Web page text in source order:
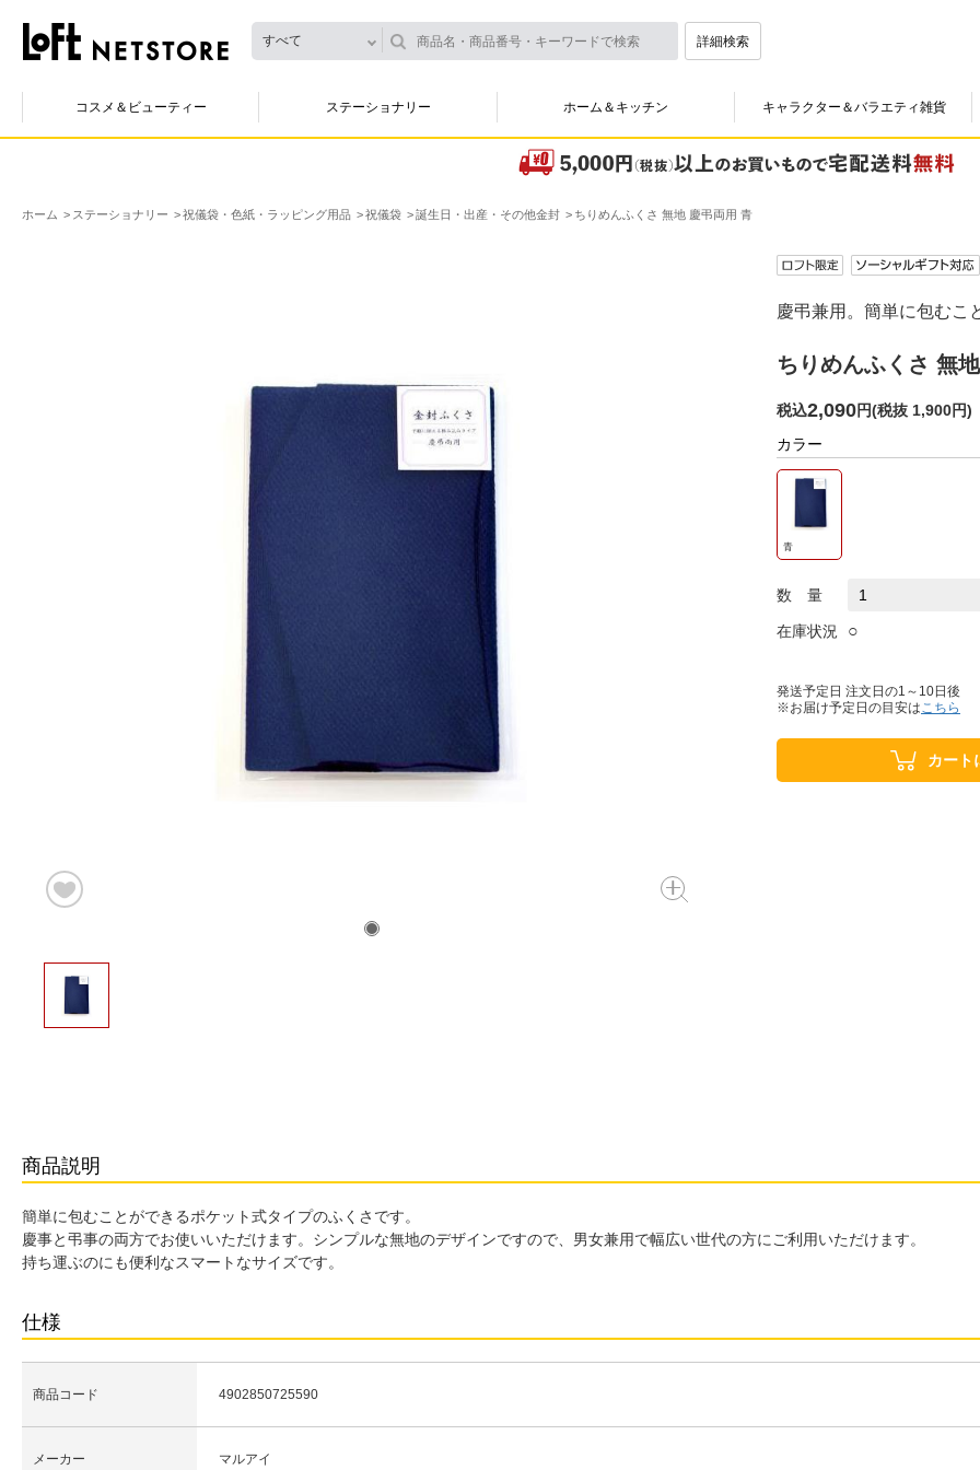
すべて 詳細検索
コスメ＆ビューティー ステーショナリー ホーム＆キッチン キャラクター＆バラエティ雑貨
ホーム ステーショナリー 祝儀袋・色紙・ラッピング用品 祝儀袋 誕生日・出産・その他金封 ちりめんふくさ 無地 慶弔両用 青
慶弔兼用。簡単に包むこ
ちりめんふくさ 無
税込2,090円(税抜 1,900円)
カラー
青
数 量
在庫状況 ○
発送予定日 注文日の1～10日後
※お届け予定日の目安はこちら
カート
商品説明
簡単に包むことができるポケット式タイプのふくさです。
慶事と弔事の両方でお使いいただけます。シンプルな無地のデザインですので、男女兼用で幅広い世代の方にご利用いただけます。
持ち運ぶのにも便利なスマートなサイズです。
仕様
商品コード 4902850725590
メーカー マルアイ